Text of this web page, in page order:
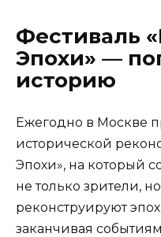
Фестиваль
Эпохи» —
историю
Ежегодно в Москве
исторической
Эпохи», на который
не только зрители,
реконструируют
заканчивая